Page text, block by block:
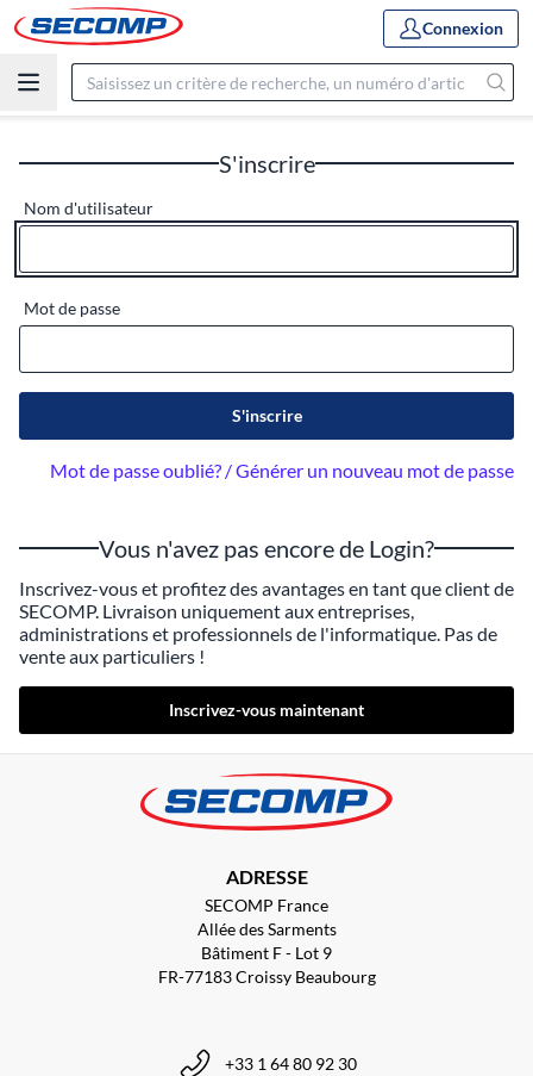
Connexion
S'inscrire
Nom d'utilisateur
Mot de passe
S'inscrire
Mot de passe oublié? / Générer un nouveau mot de passe
Vous n'avez pas encore de Login?
Inscrivez-vous et profitez des avantages en tant que client de
SECOMP. Livraison uniquement aux entreprises,
administrations et professionnels de l'informatique. Pas de
vente aux particuliers !
Inscrivez-vous maintenant
ADRESSE
SECOMP France
Allée des Sarments
Bâtiment F - Lot 9
FR-77183 Croissy Beaubourg
+33 1 64 80 92 30